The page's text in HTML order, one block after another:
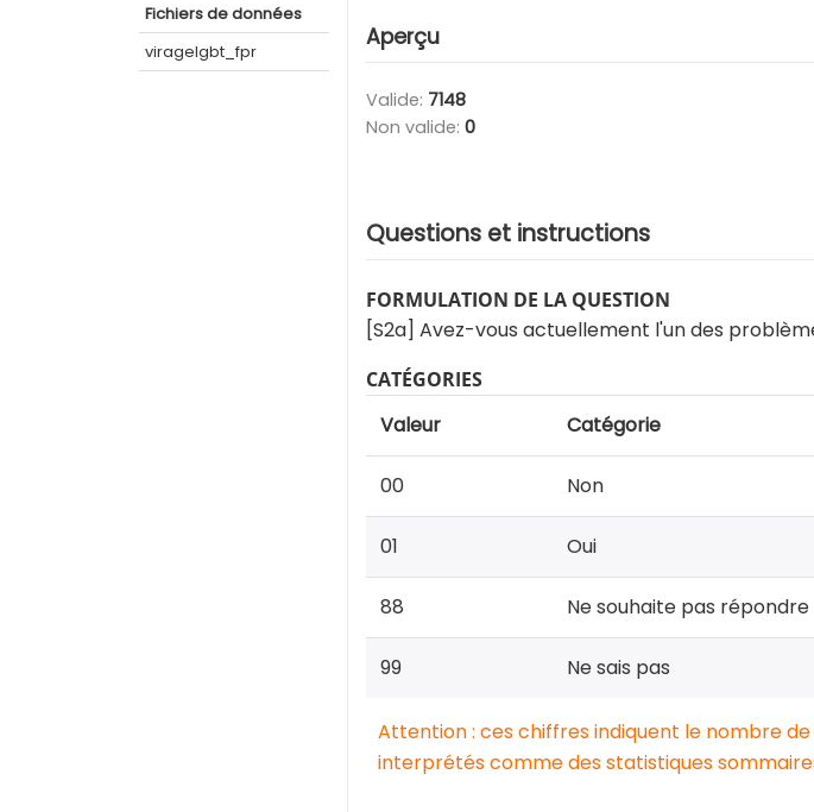
Fichiers de données
viragelgbt_fpr
Aperçu
Valide: 7148
Non valide: 0
Questions et instructions
FORMULATION DE LA QUESTION
[S2a] Avez-vous actuellement l'un des
CATÉGORIES
Valeur Catégorie
00 Non
01 Oui
88 Ne souhaite pas répondre
99 Ne sais pas
Attention : ces chiffres indiquent le nombre
interprétés comme des statistiques